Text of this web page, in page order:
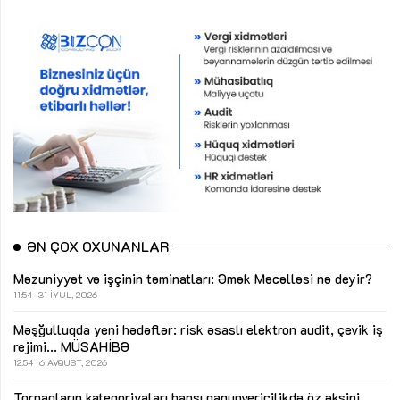
ƏN ÇOX OXUNANLAR
Məzuniyyət və işçinin təminatları: Əmək Məcəlləsi nə deyir?
11:54 31 İYUL, 2026
Məşğulluqda yeni hədəflər: risk əsaslı elektron audit, çevik iş
rejimi... MÜSAHİBƏ
12:54 6 AVQUST, 2026